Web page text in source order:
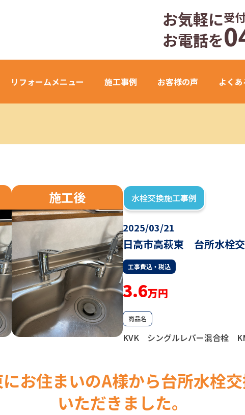
お気軽に
お電話を
受
リフォームメニュー 施工事例 お客様の声 よく
施工後 水栓交換施工事例
2025/03/21
日高市高萩東 台所水栓
工事費込・税込
3.6万円
商品名
KVK シングルレバー混合栓
お住まいのA様から台所水栓
いただきました。